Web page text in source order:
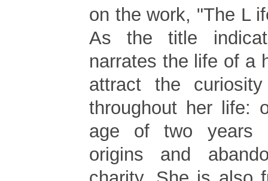
on the work, "The L
As the title
narrates the life of a
attract the
throughout her life:
age of two years
origins and